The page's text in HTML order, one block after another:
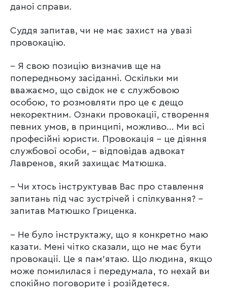
даної справи.
Суддя запитав, чи не має захист на увазі
провокацію.
– Я свою позицію визначив ще на
попередньому засіданні. Оскільки ми
вважаємо, що свідок не є службовою
особою, то розмовляти про це є дещо
некоректним. Ознаки провокації, створення
певних умов, в принципі, можливо… Ми всі
професійні юристи. Провокація – це діяння
службової особи, – відповідав адвокат
Лавренов, який захищає Матюшка.
– Чи хтось інструктував Вас про ставлення
запитань під час зустрічей і спілкування? –
запитав Матюшко Гриценка.
– Не було інструктажу, що я конкретно маю
казати. Мені чітко сказали, що не має бути
провокації. Це я пам’ятаю. Що людина, якщо
може помилилася і передумала, то нехай ви
спокійно поговорите і розійдетеся.